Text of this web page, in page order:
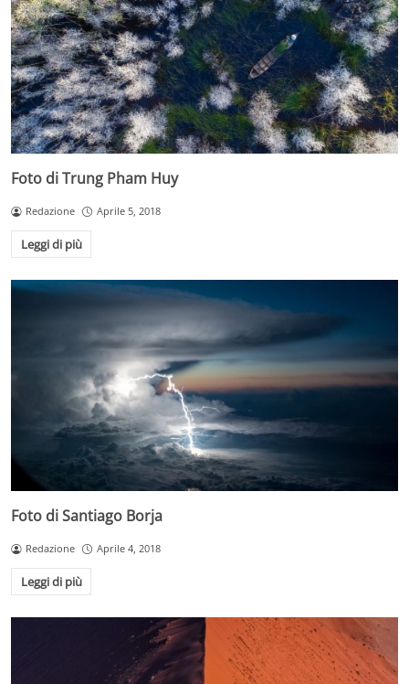
Foto di Trung Pham Huy
Redazione Aprile 5, 2018
Leggi di più
Foto di Santiago Borja
Redazione Aprile 4, 2018
Leggi di più